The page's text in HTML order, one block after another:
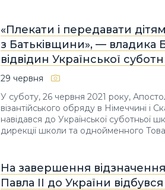
«Плекати і передавати
з Батьківщини», — владика
відвідин Української
29 червня
У суботу, 26 червня 2021 року,
візантійського обряду в Німеччині і
навідався до Української
дирекції школи та однойменного
На завершення відзначення
Павла ІІ до України